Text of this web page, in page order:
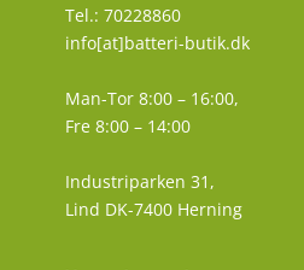
Tel.: 70228860
info[at]batteri-butik.dk
Man-Tor 8:00 – 16:00,
Fre 8:00 – 14:00
Industriparken 31,
Lind DK-7400 Herning